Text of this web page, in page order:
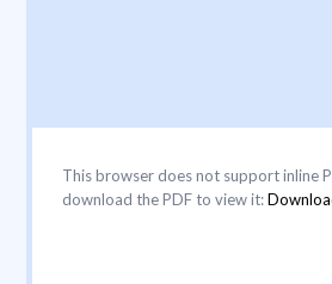
This browser does not support inline
download the PDF to view it: